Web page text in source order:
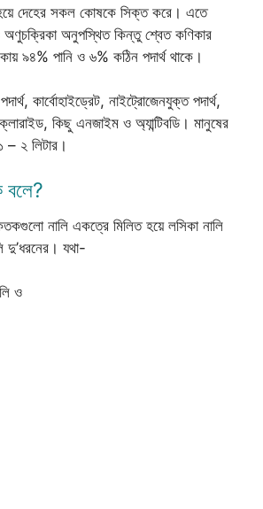
হয়ে দেহের সকল কোষকে সিক্ত করে। এতে
অনুপস্থিত কিন্তু শ্বেত কণিকার
৯৪% পানি ও ৬% কঠিন পদার্থ থাকে।
কার্বোহাইড্রেট, নাইট্রোজেনযুক্ত পদার্থ,
কিছু এনজাইম ও অ্যান্টিবডি। মানুষের
– ২ লিটার।
বলে?
নালি একত্রে মিলিত হয়ে লসিকা নালি
দু’ধরনের। যথা-
ও